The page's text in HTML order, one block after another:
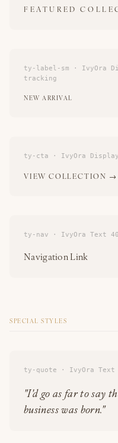
FEATURED
ty-label-sm · IvyOra
tracking
NEW ARRIVAL
ty-cta · IvyOra
VIEW COLLECTION →
ty-nav · IvyOra Text
Navigation Link
SPECIAL STYLES
ty-quote · IvyOra
"I'd go as far to say
business was born."